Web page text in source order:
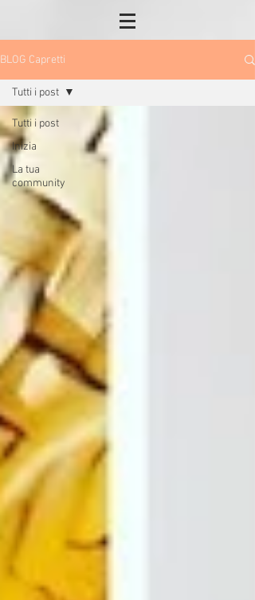
BLOG Capretti
Tutti i post
Inizia
La tua
community
Tutti i post